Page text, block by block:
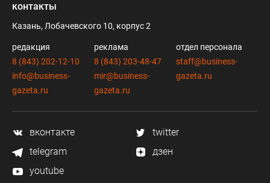
контакты
Казань, Лобачевского 10, корпус 2
редакция
8 (843) 202-12-10
info@business-
gazeta.ru
реклама
8 (843) 203-48-47
mir@business-
gazeta.ru
отдел персонала
staff@business-
gazeta.ru
вконтакте
twitter
telegram
дзен
youtube